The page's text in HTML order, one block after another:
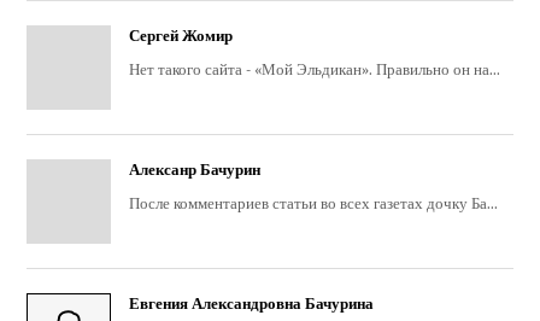
Сергей Жомир
Нет такого сайта - «Мой Эльдикан». Правильно он на...
Алексанр Бачурин
После комментариев статьи во всех газетах дочку Ба...
Евгения Александровна Бачурина